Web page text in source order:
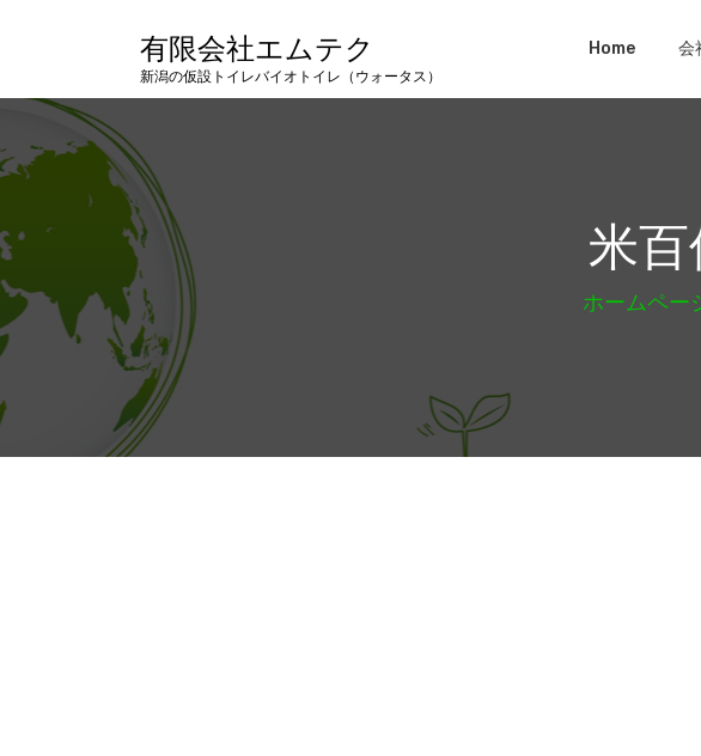
有限会社エムテク
新潟の仮設トイレバイオトイレ（ウォータス）
Home 会
米
ホームペー